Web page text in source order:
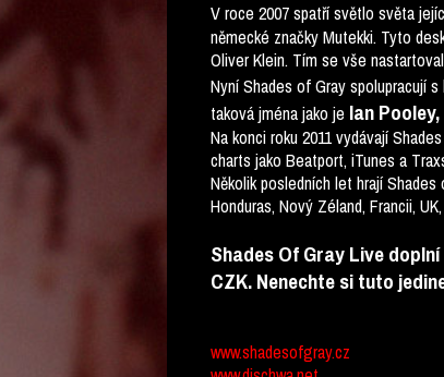
V roce 2007 spatří světlo světa
německé značky Mutekki. Tyto
Oliver Klein. Tím se vše
Nyní Shades of Gray spolupracují s
taková jména jako je Ian
Na konci roku 2011 vydávají
charts jako Beatport, iTunes a
Několik posledních let hrají
Honduras, Nový Zéland, Francii,
Shades Of Gray Live
CZK. Nenechte si tuto
www.shadesofgray.cz